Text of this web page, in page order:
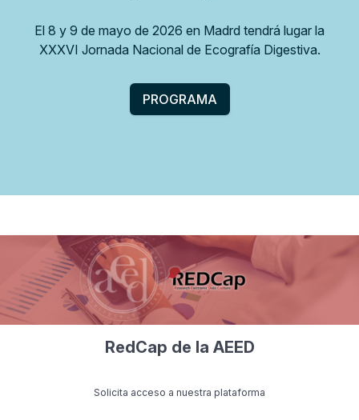
El 8 y 9 de mayo de 2026 en Madrd tendrá lugar la
XXXVI Jornada Nacional de Ecografía Digestiva.
PROGRAMA
RedCap de la AEED
Solicita acceso a nuestra plataforma